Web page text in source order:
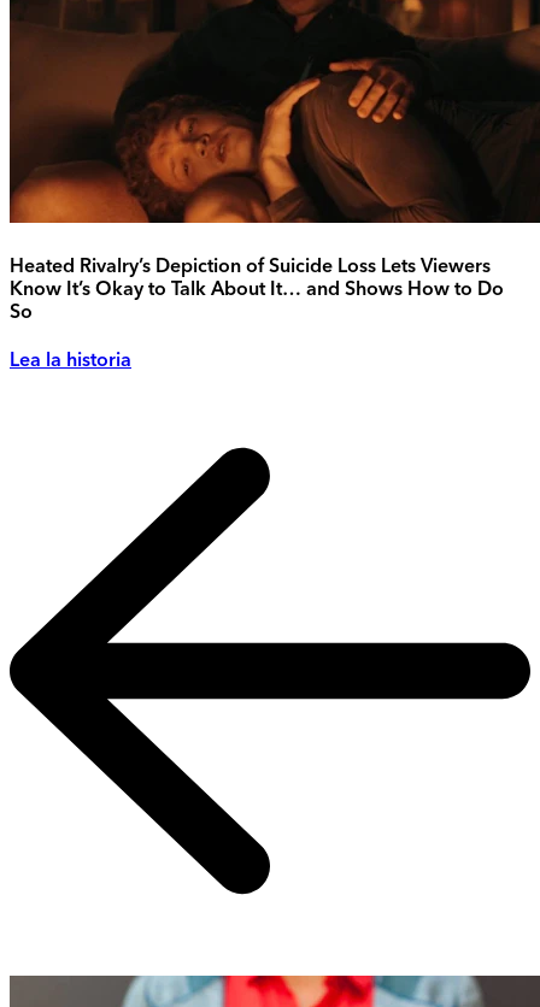
Heated Rivalry’s Depiction of Suicide Loss Lets Viewers
Know It’s Okay to Talk About It… and Shows How to Do
So
Lea la historia